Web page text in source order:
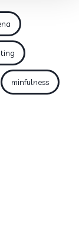
minfulness